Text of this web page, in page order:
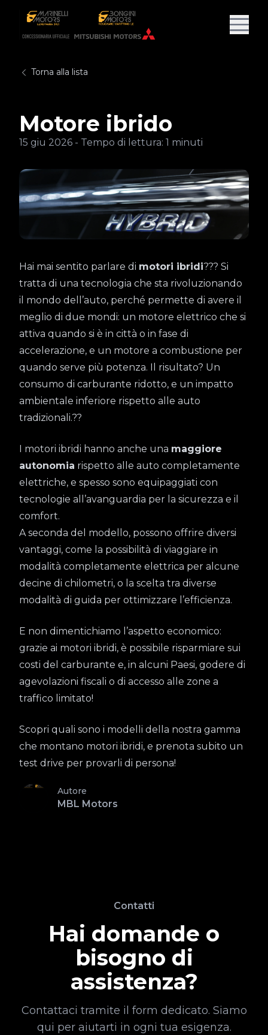
Torna alla lista
Motore ibrido
15 giu 2026 - Tempo di lettura: 1 minuti
Hai mai sentito parlare di motori ibridi??? Si
tratta di una tecnologia che sta rivoluzionando
il mondo dell’auto, perché permette di avere il
meglio di due mondi: un motore elettrico che si
attiva quando si è in città o in fase di
accelerazione, e un motore a combustione per
quando serve più potenza. Il risultato? Un
consumo di carburante ridotto, e un impatto
ambientale inferiore rispetto alle auto
tradizionali.??
I motori ibridi hanno anche una maggiore
autonomia rispetto alle auto completamente
elettriche, e spesso sono equipaggiati con
tecnologie all’avanguardia per la sicurezza e il
comfort.
A seconda del modello, possono offrire diversi
vantaggi, come la possibilità di viaggiare in
modalità completamente elettrica per alcune
decine di chilometri, o la scelta tra diverse
modalità di guida per ottimizzare l’efficienza.
E non dimentichiamo l’aspetto economico:
grazie ai motori ibridi, è possibile risparmiare sui
costi del carburante e, in alcuni Paesi, godere di
agevolazioni fiscali o di accesso alle zone a
traffico limitato!
Scopri quali sono i modelli della nostra gamma
che montano motori ibridi, e prenota subito un
test drive per provarli di persona!
Autore
MBL Motors
Contatti
Hai domande o
bisogno di
assistenza?
Contattaci tramite il form dedicato. Siamo
qui per aiutarti in ogni tua esigenza.